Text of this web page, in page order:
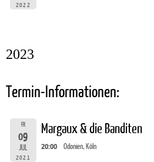
2022
2023
Termin-Informationen:
FR
09
JUL
2021
Margaux & die Banditen
20:00 Odonien, Köln